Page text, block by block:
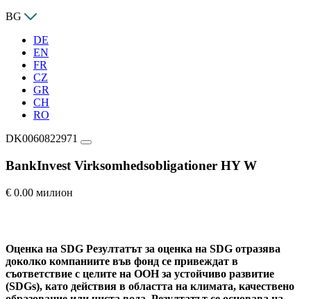
BG
DE
EN
FR
CZ
GR
CH
RO
DK0060822971
BankInvest Virksomhedsobligationer HY W
€ 0.00 милион
Оценка на SDG Резултатът за оценка на SDG отразява
доколко компаниите във фонд се привеждат в
съответствие с целите на ООН за устойчиво развитие
(SDGs), като действия в областта на климата, качествено